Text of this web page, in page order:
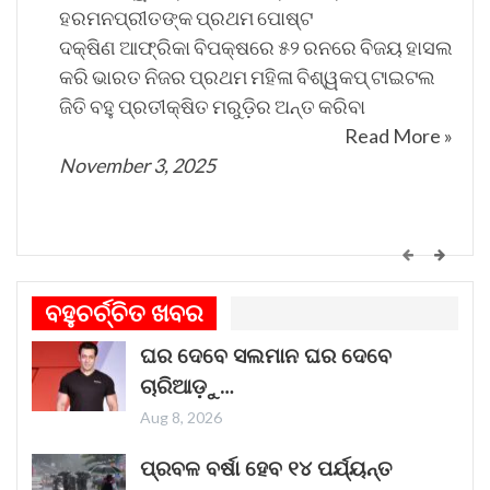
ହରମନପ୍ରୀତଙ୍କ ପ୍ରଥମ ପୋଷ୍ଟ
ଦକ୍ଷିଣ ଆଫ୍ରିକା ବିପକ୍ଷରେ ୫୨ ରନରେ ବିଜୟ ହାସଲ
କରି ଭାରତ ନିଜର ପ୍ରଥମ ମହିଳା ବିଶ୍ୱକପ୍ ଟାଇଟଲ
ଜିତି ବହୁ ପ୍ରତୀକ୍ଷିତ ମରୁଡ଼ିର ଅନ୍ତ କରିବା
Read More »
November 3, 2025
କେମିତି ଚାଲିଛି କଟକ ଐତିହାସିକ ବାଲିଯାତ୍ରା ପ୍ରସ୍ତୁତି
ଗୀତଟି କାନରେ ପଡ଼ିଲେ, ଆଖି ଆଗରେ ନାଚିଯାଏ
ଓଡ଼ିଶାର ନୌବାଣିଜ୍ୟ ପରମ୍ପରା । ଓଡ଼ିଶାର ପ୍ରାଚୀନ
ନାମ କଳିଙ୍ଗ । ପ୍ରାଚୀନ କଳିଙ୍ଗକୁ ସମୃଦ୍ଧ କରିଥିଲା
ନୌବାଣିଜ୍ୟ
November 1, 2025
ବହୁଚର୍ଚ୍ଚିତ ଖବର
ଘର ଦେବେ ସଲମାନ ଘର ଦେବେ
ଚାରିଆଡ଼ୁ…
Aug 8, 2026
ପ୍ରବଳ ବର୍ଷା ହେବ ୧୪ ପର୍ଯ୍ୟନ୍ତ